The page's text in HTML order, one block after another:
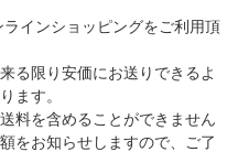
インショッピングをご利用頂
る限り安価にお送りできるよ
ます。
料を含めることができません
をお知らせしますので、ご了